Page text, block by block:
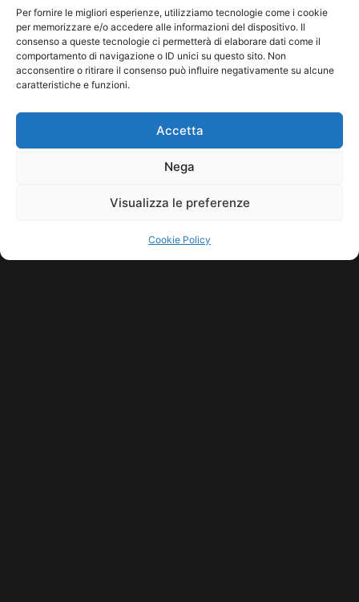
Per fornire le migliori esperienze, utilizziamo tecnologie come i cookie
per memorizzare e/o accedere alle informazioni del dispositivo. Il
consenso a queste tecnologie ci permetterà di elaborare dati come il
comportamento di navigazione o ID unici su questo sito. Non
acconsentire o ritirare il consenso può influire negativamente su alcune
caratteristiche e funzioni.
Accetta
Nega
Visualizza le preferenze
Cookie Policy
genere, dai mitici Yello alle sperimentazioni techno
globali, con un […]
Leggi tutto...